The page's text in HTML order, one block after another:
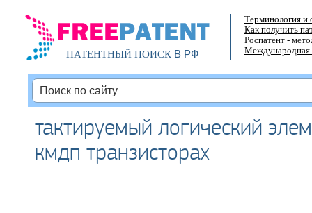
ПАТЕНТНЫЙ ПОИСКВ РФ
Терминология и
Как получить
Роспатент -
Международная
тактируемый логический
кмдп транзисторах